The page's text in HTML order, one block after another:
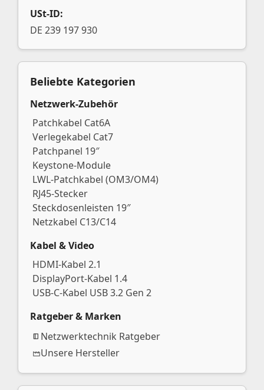
USt-ID:
DE 239 197 930
Beliebte Kategorien
Netzwerk-Zubehör
Patchkabel Cat6A
Verlegekabel Cat7
Patchpanel 19″
Keystone-Module
LWL-Patchkabel (OM3/OM4)
RJ45-Stecker
Steckdosenleisten 19″
Netzkabel C13/C14
Kabel & Video
HDMI-Kabel 2.1
DisplayPort-Kabel 1.4
USB-C-Kabel USB 3.2 Gen 2
Ratgeber & Marken
Netzwerktechnik Ratgeber
Unsere Hersteller